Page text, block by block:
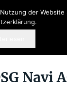
Navi
der